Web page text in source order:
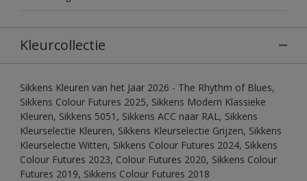
Kleurcollectie
Sikkens Kleuren van het Jaar 2026 - The Rhythm of Blues,
Sikkens Colour Futures 2025, Sikkens Modern Klassieke
Kleuren, Sikkens 5051, Sikkens ACC naar RAL, Sikkens
Kleurselectie Kleuren, Sikkens Kleurselectie Grijzen, Sikkens
Kleurselectie Witten, Sikkens Colour Futures 2024, Sikkens
Colour Futures 2023, Colour Futures 2020, Sikkens Colour
Futures 2019, Sikkens Colour Futures 2018